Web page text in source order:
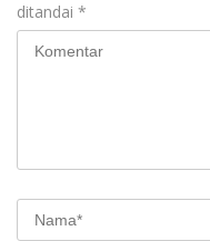
ditandai *